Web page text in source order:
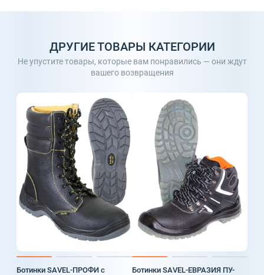
ДРУГИЕ ТОВАРЫ КАТЕГОРИИ
Не упустите товары, которые вам понравились — они ждут
вашего возвращения
Ботинки SAVEL-ПРОФИ с
Ботинки SAVEL-ЕВРАЗИЯ ПУ-